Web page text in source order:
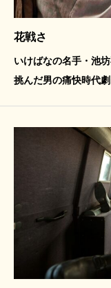
花戦さ
いけばなの名手・池
挑んだ男の痛快時代